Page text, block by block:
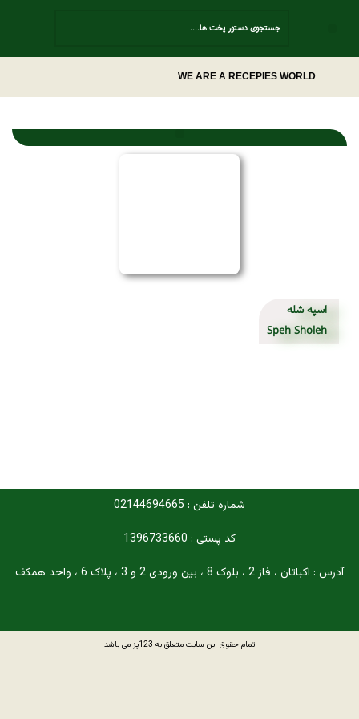
WE ARE A RECEPIES WORLD
اسپه شله
Speh Sholeh
شماره تلفن : 02144694665
کد پستی : 1396733660
آدرس : اکباتان ، فاز 2 ، بلوک 8 ، بین ورودی 2 و 3 ، پلاک 6 ، واحد همکف
تمام حقوق این سایت متعلق به 123پز می باشد